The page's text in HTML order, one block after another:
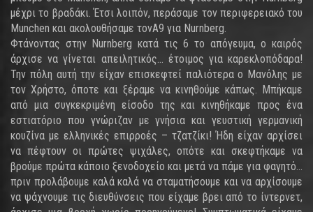
μέχρι το βραδάκι. Έτσι λοιπόν, περάσαμε τον περιφερειακό του
Munchen και ακολουθήσαμε τονΑ9 για Nurnberg.
Φτάνοντας στην Nurnberg κατά τις 6 το απόγευμα, ο καιρός
άρχισε να γίνεται απειλητικός... έτοιμος για καρεκλοπόδαρα!
Την πόλη αυτή την είχαν επισκεφτεί παλιότερα ο Μανόλης με
τον Χρήστο, όποτε και ξέραμε να κινηθούμε κάπως. Μπήκαμε
από μια συγκεκριμένη είσοδο της και κινηθήκαμε προς ένα
εστιατόριο που γνώριζαν με γνήσια και γευστική γερμανική
κουζίνα με ελληνικές επιρροές – τζατζίκι! Ήδη είχαν αρχίσει
να πέφτουν οι πρώτες ψιχάλες, οπότε και σκεφτήκαμε να
βρούμε πρώτα κάποιο ξενοδοχείο και μετά να πάμε για φαγητό...
πριν προλάβουμε καλά καλά να σταματήσουμε και να αρχίσουμε
να ψάχνουμε τις διευθύνσεις που είχαμε βρει από το ίντερνετ,